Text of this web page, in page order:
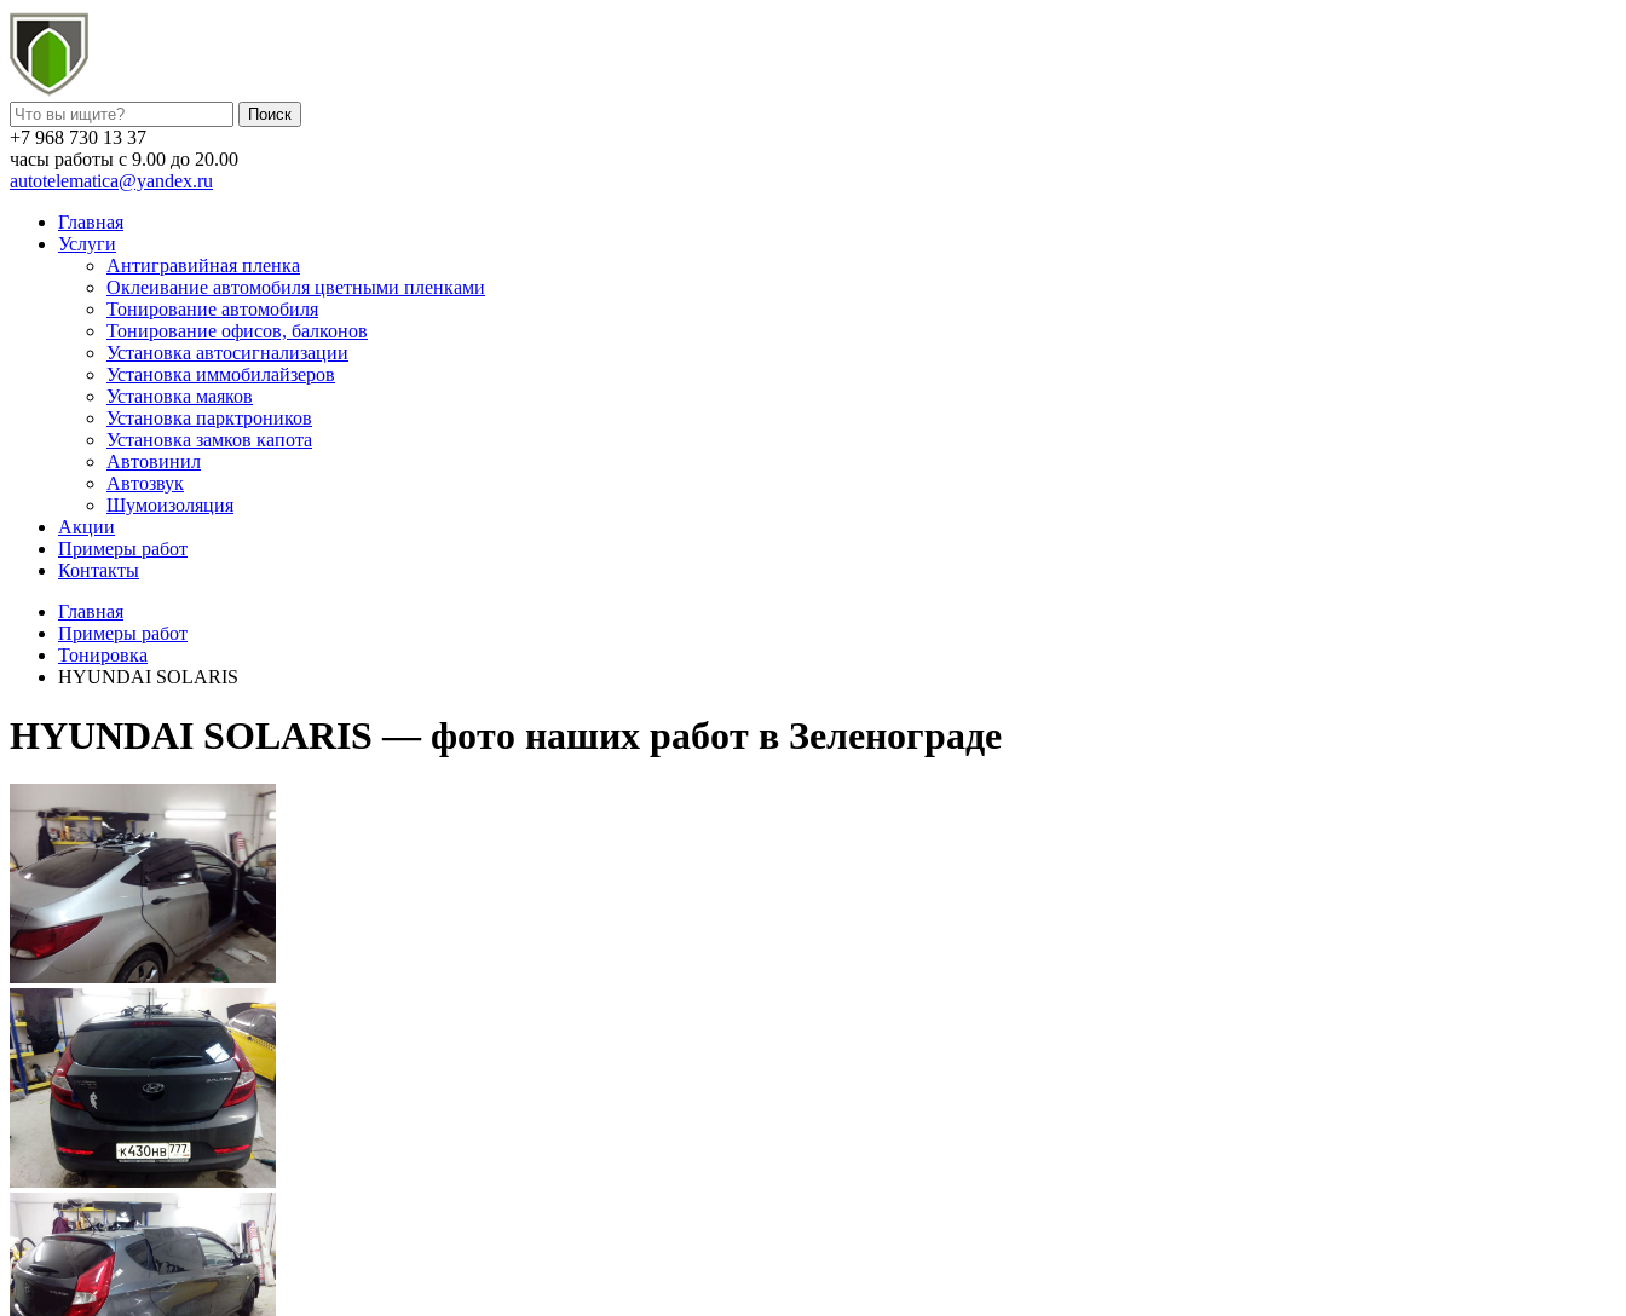
+7 968 730 13 37
часы работы с 9.00 до 20.00
autotelematica@yandex.ru
Главная
Услуги
Антигравийная пленка
Оклеивание автомобиля цветными пленками
Тонирование автомобиля
Тонирование офисов, балконов
Установка автосигнализации
Установка иммобилайзеров
Установка маяков
Установка парктроников
Установка замков капота
Автовинил
Автозвук
Шумоизоляция
Акции
Примеры работ
Контакты
Главная
Примеры работ
Тонировка
HYUNDAI SOLARIS
HYUNDAI SOLARIS — фото наших работ в Зеленограде